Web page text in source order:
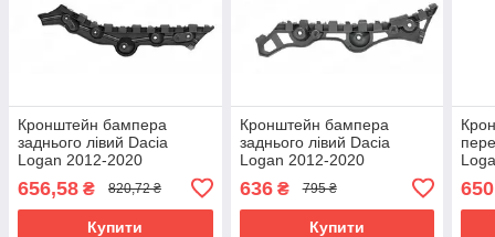
Кронштейн бампера
заднього лівий Dacia
Logan 2012-2020
656,58 ₴ 820,72 ₴
Купити
Кронштейн бампера
заднього лівий Dacia
Logan 2012-2020
636₴ 795 ₴
Купити
650